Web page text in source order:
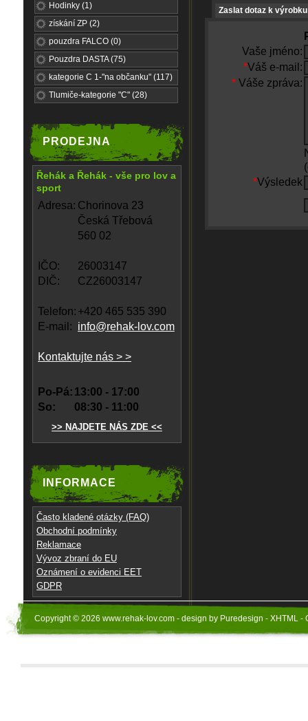
Hodinky (1)
získání ZP (2)
pouzdra FALCO (0)
Pouzdra DASTA (75)
kategorie C 1-"na občanku" (117)
Tlumiče-kategorie "C" (28)
PRODEJNA
Řehák a Řehák - vše pro lov a
sport
Adresa: Chorinova 23
Česká Třebová
560 02
IČO:
26003147
DIČ:
CZ26003147
Telefon: +420 465 535 390
E-mail: info@rehak-lov.com
Kontaktujte nás > >
Po-Pá: 13:00 - 17:00
So:
08:30 - 11:00
>> NAJDETE NÁS ZDE <<
INFORMACE
Často kladené otázky (FAQ)
Obchodní podmínky
Reklamace
Vývoz zbraní do EU
Oznámení o evidenci EET
GDPR
Zaslat dotaz k výrobku
Vaše jméno:
*Váš e-mail:
* Váše zpráva:
*Výsledek
Copyright © 2026 www.rehak-lov.com - design by Puredesign - XHTML -